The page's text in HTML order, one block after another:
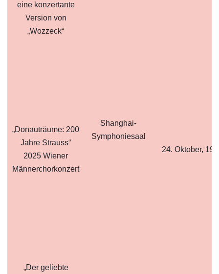
eine konzertante
Version von
„Wozzeck“
Shanghai-
Symphoniesaal
„Donauträume: 200
Jahre Strauss“
2025 Wiener
Männerchorkonzert
24. Oktober,
„Der geliebte